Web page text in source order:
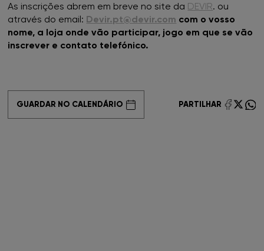
FNAC Coimbra
FNAC Colombo
FNAC Faro
As inscrições abrem em breve no site da DEVIR. ou
através do email: Devir.pt@devir.com com o vosso
nome, a loja onde vão participar, jogo em que se vão
inscrever e contato telefónico.
GUARDAR NO CALENDÁRIO PARTILHAR